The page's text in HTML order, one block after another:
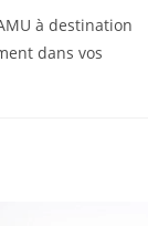
à destination
dans vos